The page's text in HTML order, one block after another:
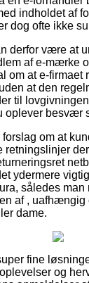
indholdet af
dog ofte ikke
derfor være at
af e-mærke
om at e-firmaet
at den
til
oplever besvær
om at
ydermere
således man
af , uafhængig
dame.
fine
og